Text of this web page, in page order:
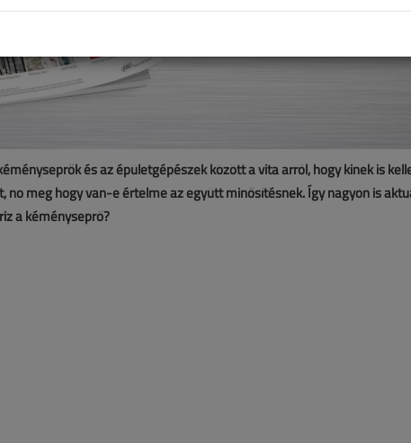
és az épületgépészek között a vita arról, hogy kinek is
no meg hogy van-e értelme az együtt minősítésnek. Így nagyon is
a kéményseprő?